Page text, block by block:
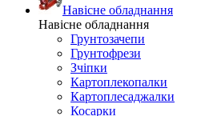
Навісне обладнання
Навісне обладнання
Грунтозачепи
Грунтофрези
Зчіпки
Картоплекопалки
Картоплесаджалки
Косарки